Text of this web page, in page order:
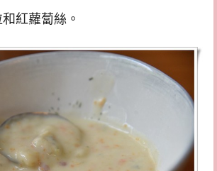
紅蘿蔔絲。